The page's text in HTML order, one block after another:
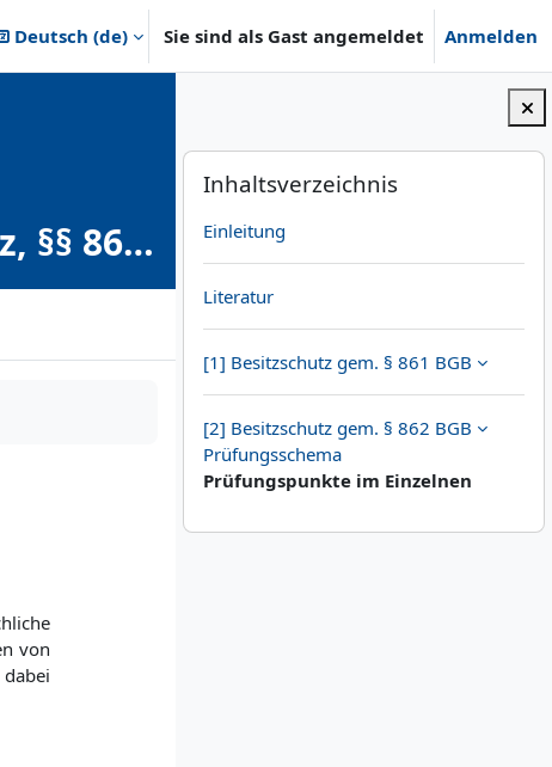
Deutsch ‎(de)‎ Sie sind als Gast angemeldet Anmelden
Blöcke
Inhaltsverzeichnis überspringen
Inhaltsverzeichnis
Einleitung
Literatur
[1] Besitzschutz gem. § 861 BGB
[2] Besitzschutz gem. § 862 BGB
Prüfungsschema
Prüfungspunkte im Einzelnen
§§ 861,
von